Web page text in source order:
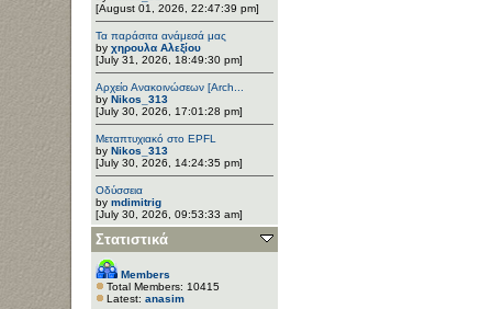
[August 01, 2026, 22:47:39 pm]
Τα παράσιτα ανάμεσά μας
by χηρουλα Αλεξίου
[July 31, 2026, 18:49:30 pm]
Αρχείο Ανακοινώσεων [Arch...
by Nikos_313
[July 30, 2026, 17:01:28 pm]
Μεταπτυχιακό στο EPFL
by Nikos_313
[July 30, 2026, 14:24:35 pm]
Οδύσσεια
by mdimitrig
[July 30, 2026, 09:53:33 am]
Στατιστικά
Members
Total Members: 10415
Latest: anasim